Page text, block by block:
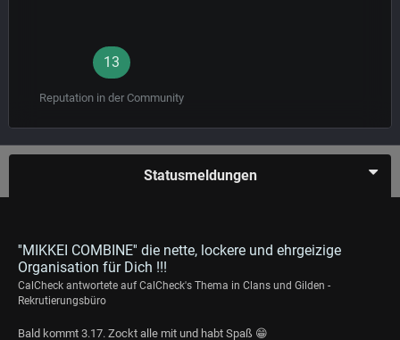
13
Reputation in der Community
Statusmeldungen
''MIKKEI COMBINE'' die nette, lockere und ehrgeizige
Organisation für Dich !!!
CalCheck antwortete aufCalCheck's Thema in Clans und Gilden -
Rekrutierungsbüro
Bald kommt 3.17. Zockt alle mit und habt Spaß 😁